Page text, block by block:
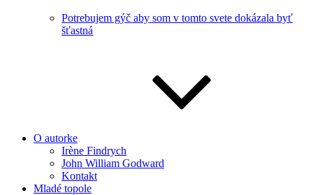
Potrebujem gýč aby som v tomto svete dokázala byť
šťastná
O autorke
Irène Findrych
John William Godward
Kontakt
Mladé topole